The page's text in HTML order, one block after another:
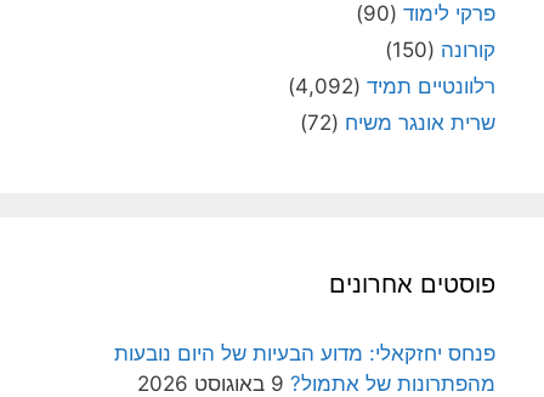
פרקי לימוד (90)
קורונה (150)
רלוונטיים תמיד (4,092)
שרית אונגר משיח (72)
פוסטים אחרונים
פנחס יחזקאלי: מדוע הבעיות של היום נובעות
מהפתרונות של אתמול? 9 באוגוסט 2026